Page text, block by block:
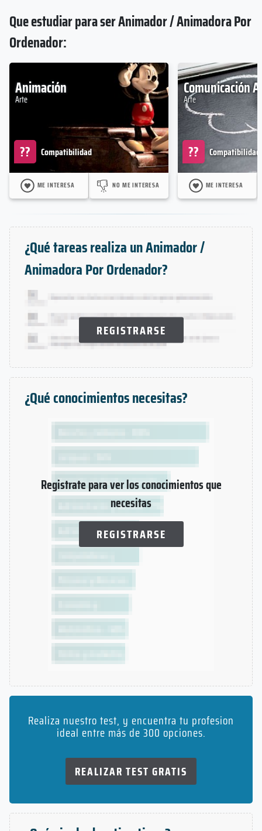
Que estudiar para ser Animador / Animadora Por
Ordenador:
Animación
Arte
Compatibilidad
??
ME INTERESA NO ME INTERESA
Comunicación
Arte
Compatibilidad
??
ME INTERESA
¿Qué tareas realiza un Animador /
Animadora Por Ordenador?
REGISTRARSE
¿Qué conocimientos necesitas?
Registrate para ver los conocimientos que
necesitas
REGISTRARSE
Realiza nuestro test, y encuentra tu profesion
ideal entre más de 300 opciones.
REALIZAR TEST GRATIS